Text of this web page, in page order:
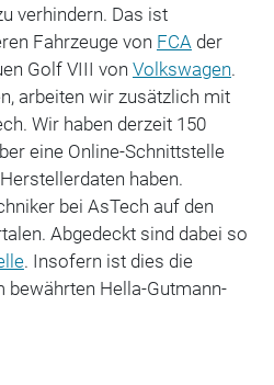
verhindern. Das ist
Fahrzeuge von FCAder
Golf VIII von Volkswagen.
arbeiten wir zusätzlich mit
Wir haben derzeit 150
eine Online-Schnittstelle
haben.
bei AsTech auf den
Abgedeckt sind dabei so
. Insofern ist dies die
bewährten Hella-Gutmann-